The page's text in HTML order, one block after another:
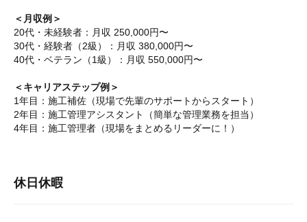
＜月収例＞
20代・未経験者：月収 250,000円〜
30代・経験者（2級）：月収 380,000円〜
40代・ベテラン（1級）：月収 550,000円〜
＜キャリアステップ例＞
1年目：施工補佐（現場で先輩のサポートからスタート）
2年目：施工管理アシスタント（簡単な管理業務を担当）
4年目：施工管理者（現場をまとめるリーダーに！）
休日休暇